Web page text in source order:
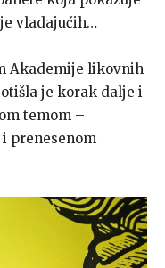
vladajućih…
Akademije likovnih
je korak dalje i
temom –
prenesenom